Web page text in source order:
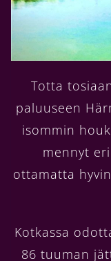
Totta
paluuseen
isommin
mennyt
ottamatta
Kotkassa
86 tuuman